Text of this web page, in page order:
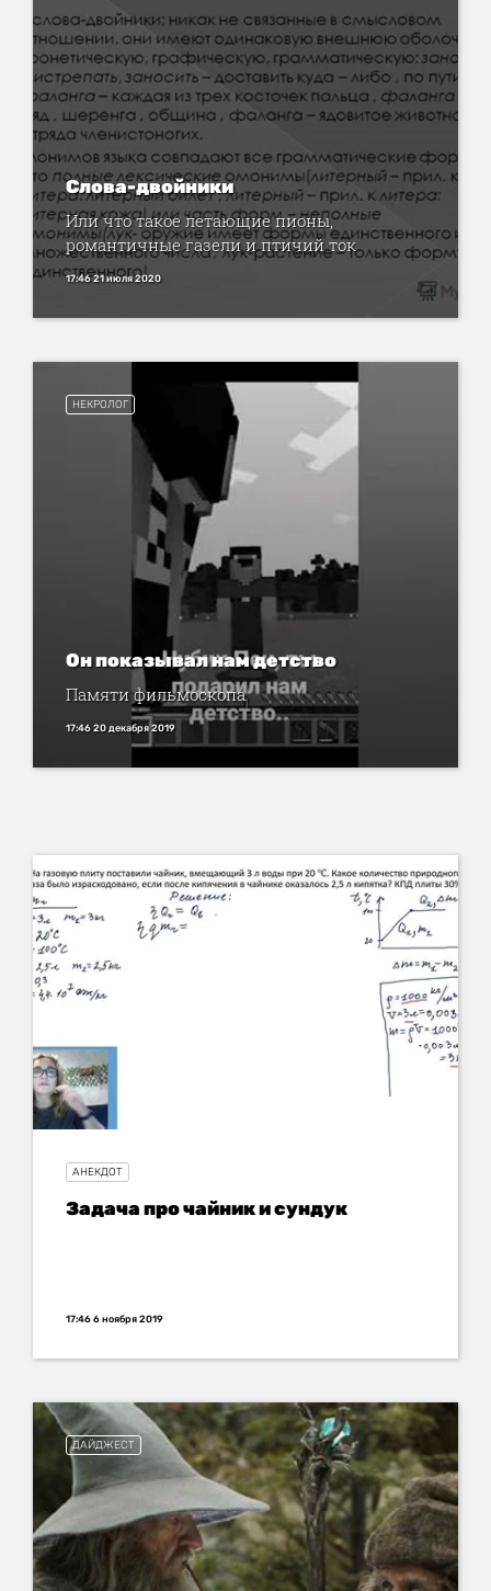
Слова-двойники
Или что такое летающие пионы,
романтичные газели и птичий ток
17:46 21 июля 2020
НЕКРОЛОГ
Он показывал нам детство
Памяти фильмоскопа
17:46 20 декабря 2019
АНЕКДОТ
Задача про чайник и сундук
17:46 6 ноября 2019
ДАЙДЖЕСТ